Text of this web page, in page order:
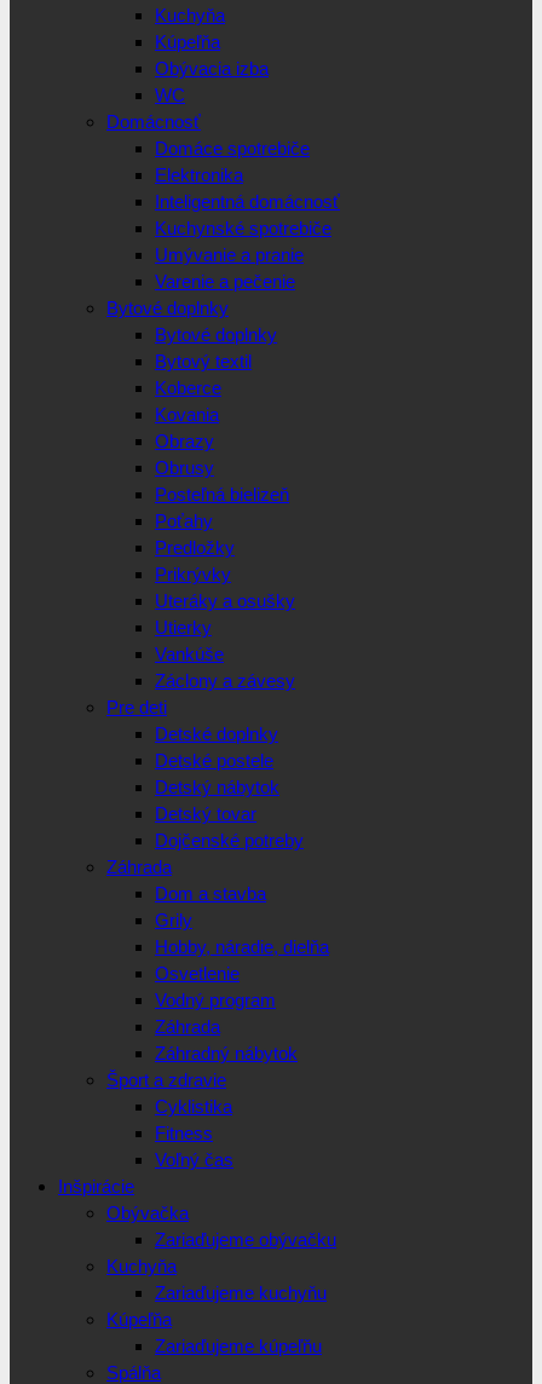
Kuchyňa
Kúpeľňa
Obývacia izba
WC
Domácnosť
Domáce spotrebiče
Elektronika
Inteligentná domácnosť
Kuchynské spotrebiče
Umývanie a pranie
Varenie a pečenie
Bytové doplnky
Bytové doplnky
Bytový textil
Koberce
Kovania
Obrazy
Obrusy
Posteľná bielizeň
Poťahy
Predložky
Prikrývky
Uteráky a osušky
Utierky
Vankúše
Záclony a závesy
Pre deti
Detské doplnky
Detské postele
Detský nábytok
Detský tovar
Dojčenské potreby
Záhrada
Dom a stavba
Grily
Hobby, náradie, dielňa
Osvetlenie
Vodný program
Záhrada
Záhradný nábytok
Šport a zdravie
Cyklistika
Fitness
Voľný čas
Inšpirácie
Obývačka
Zariaďujeme obývačku
Kuchyňa
Zariaďujeme kuchyňu
Kúpeľňa
Zariaďujeme kúpeľňu
Spálňa